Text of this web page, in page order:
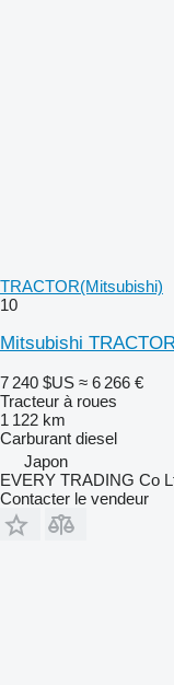
TRACTOR(Mitsubishi)
10
Mitsubishi
7 240 $US ≈ 6 266 €
Tracteur à roues
1 122 km
Carburant diesel
Japon
EVERY TRADING Co
Contacter le vendeur